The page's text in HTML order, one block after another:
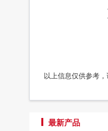
以上信息仅供参考
最新产品